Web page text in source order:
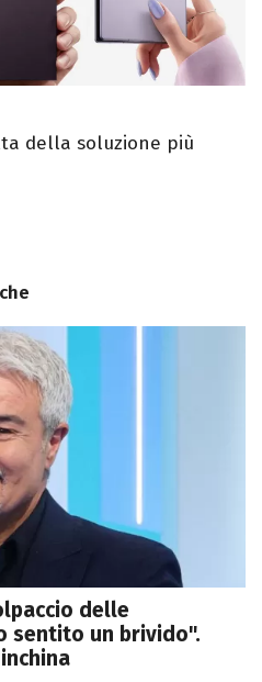
della soluzione più
delle
sentito un brivido".